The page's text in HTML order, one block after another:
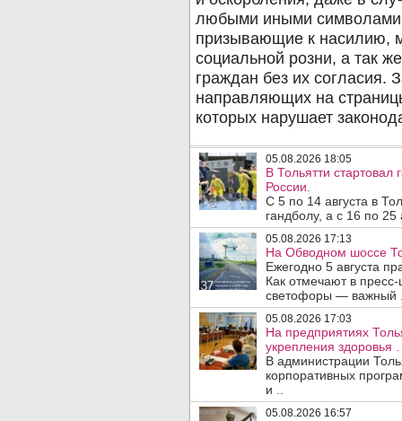
05.08.2026 18:05
В Тольятти
России.
С 5 по 14 августа в
гандболу, а с 16 по
05.08.2026 17:13
На Обводном шоссе
Ежегодно 5 августа
Как отмечают в
светофоры — важный
05.08.2026 17:03
На предприятиях
укрепления здоровья .
В администрации
корпоративных
и ..
05.08.2026 16:57